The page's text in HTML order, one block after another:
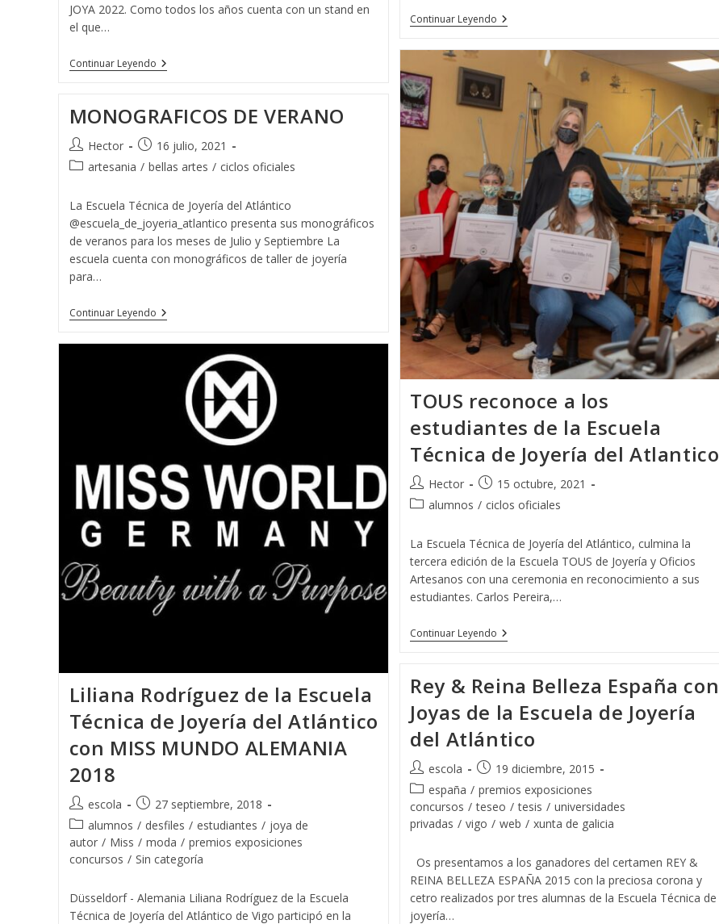
JOYA 2022. Como todos los años cuenta con un stand en
el que…
Continuar LeyendoLa
Escuela
Joyería
Del
Atlántico
Presenta
Su
En
MADRID
JOYA
2022
Continuar Leyendo SAN
ELOY
JOYEROS
TOUS reconoce a los
estudiantes de la Escuela
Técnica de Joyería del Atlantico
Autor
de
Hector
Publicación
de
15 octubre, 2021
Categoría
la
entrada:
alumnos / ciclos oficiales
La Escuela Técnica de Joyería del Atlántico, culmina la
tercera edición de la Escuela TOUS de Joyería y Oficios
Artesanos con una ceremonia en reconocimiento a sus
estudiantes. Carlos Pereira,…
Continuar Leyendo TOUS
Reconoce
Estudiantes
De
La
Escuela
Técnica
De
Joyería
Del
Atlantico
MONOGRAFICOS DE VERANO
Autor
de
Hector
Publicación
de
16 julio, 2021
Categoría
la
entrada:
artesania / bellas artes / ciclos oficiales
La Escuela Técnica de Joyería del Atlántico
@escuela_de_joyeria_atlantico presenta sus monográficos
de veranos para los meses de Julio y Septiembre La
escuela cuenta con monográficos de taller de joyería
para…
Continuar LeyendoMONOGRAFICOS
DE
Liliana Rodríguez de la Escuela
Técnica de Joyería del Atlántico
con MISS MUNDO ALEMANIA
2018
Autor
de
la
entrada:
escola
Publicación
de
la
entrada:
27 septiembre, 2018
Categoría
de
la
alumnos / desfiles / estudiantes / joya de
autor / Miss / moda / premios exposiciones
concursos / Sin categoría
Düsseldorf - Alemania Liliana Rodríguez de la Escuela
Técnica de Joyería del Atlántico de Vigo participó en la
Rey & Reina Belleza España con
Joyas de la Escuela de Joyería
del Atlántico
Autor
de
la
entrada:
escola
Publicación
de
la
entrada:
19 diciembre, 2015
Categoría
de
la
españa / premios exposiciones
concursos / teseo / tesis / universidades
privadas / vigo / web / xunta de galicia
Os presentamos a los ganadores del certamen REY &
REINA BELLEZA ESPAÑA 2015 con la preciosa corona y
cetro realizados por tres alumnas de la Escuela Técnica de
joyería…